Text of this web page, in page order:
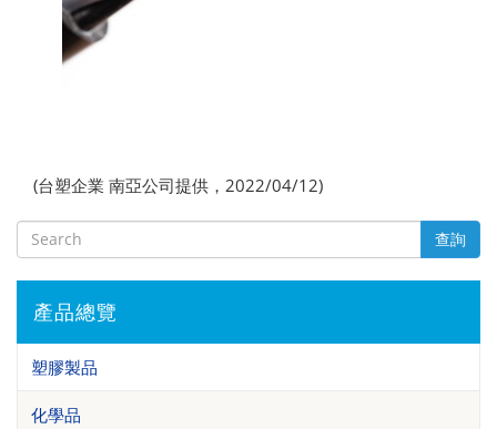
(台塑企業 南亞公司提供，2022/04/12)
查詢
產品總覽
塑膠製品
化學品